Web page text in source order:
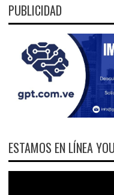
PUBLICIDAD
ESTAMOS EN LÍNEA